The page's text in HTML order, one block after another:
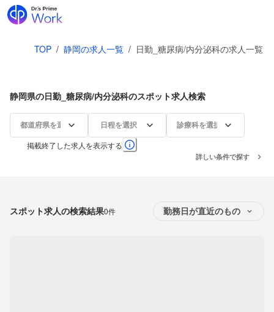
TOP / 静岡の求人一覧 / 日勤_糖尿病/内分泌科の求人一覧
静岡県の日勤_糖尿病/内分泌科のスポット求人検索
都道府県を選択 日程を選択 診療科を選択
掲載終了した求人を表示する
詳しい条件で探す
スポット求人の検索結果0件 勤務日が直近のもの